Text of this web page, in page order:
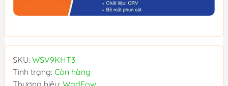
SKU: WSV9KHT3
Tình trạng: Còn hàng
Thương hiệu: WadFow